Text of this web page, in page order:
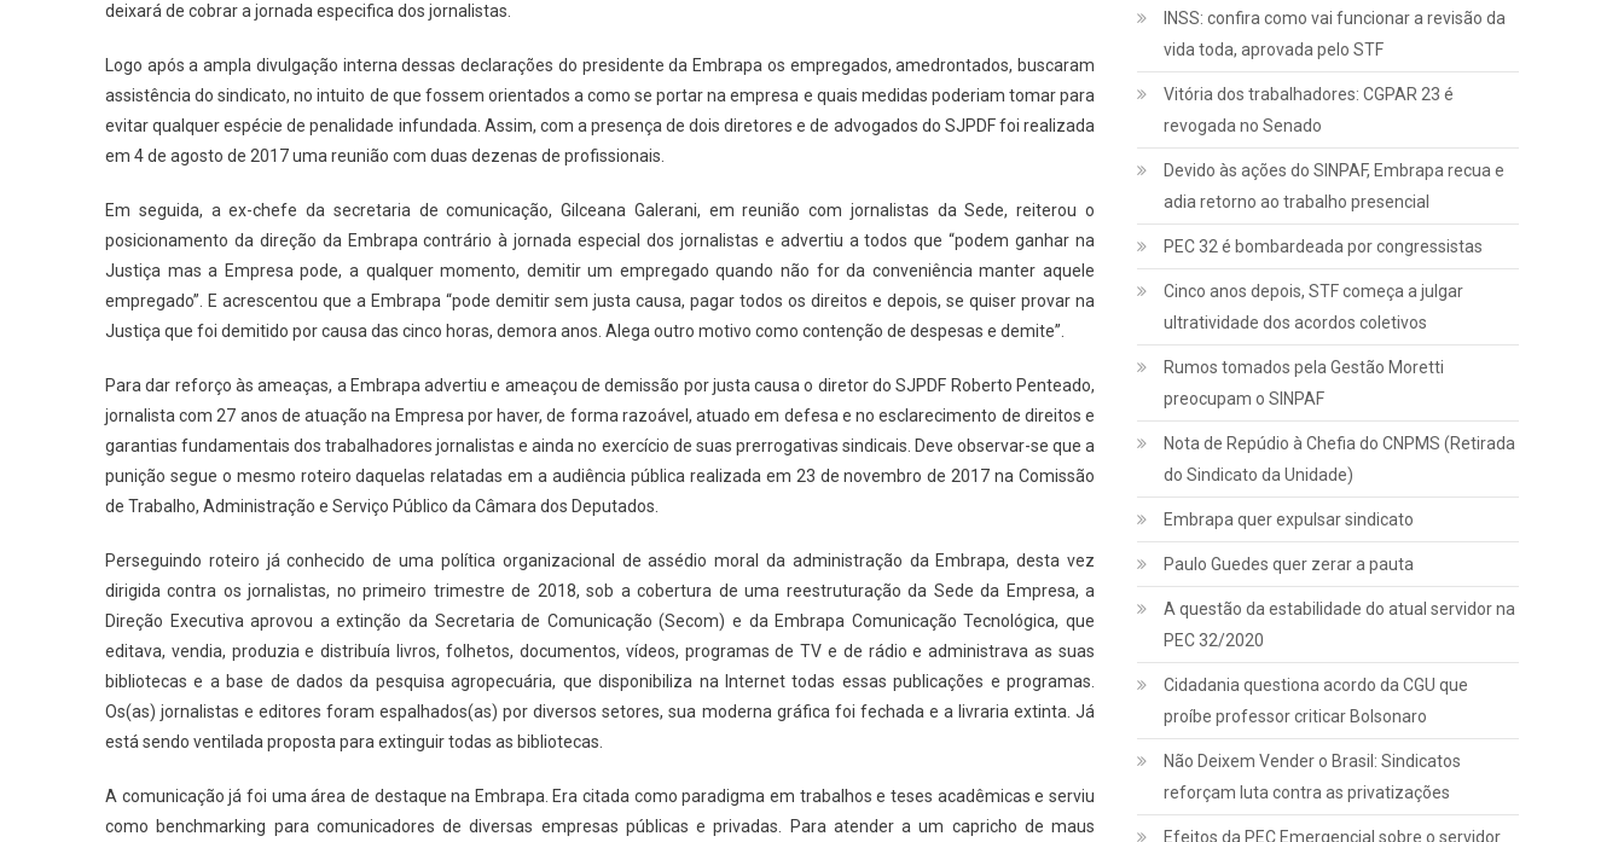
deixará de cobrar a jornada especifica dos jornalistas.
Logo após a ampla divulgação interna dessas declarações do presidente da Embrapa os empregados, amedrontados, buscaram
assistência do sindicato, no intuito de que fossem orientados a como se portar na empresa e quais medidas poderiam tomar para
evitar qualquer espécie de penalidade infundada. Assim, com a presença de dois diretores e de advogados do SJPDF foi realizada
em 4 de agosto de 2017 uma reunião com duas dezenas de profissionais.
Em seguida, a ex-chefe da secretaria de comunicação, Gilceana Galerani, em reunião com jornalistas da Sede, reiterou o
posicionamento da direção da Embrapa contrário à jornada especial dos jornalistas e advertiu a todos que “podem ganhar na
Justiça mas a Empresa pode, a qualquer momento, demitir um empregado quando não for da conveniência manter aquele
empregado”. E acrescentou que a Embrapa “pode demitir sem justa causa, pagar todos os direitos e depois, se quiser provar na
Justiça que foi demitido por causa das cinco horas, demora anos. Alega outro motivo como contenção de despesas e demite”.
Para dar reforço às ameaças, a Embrapa advertiu e ameaçou de demissão por justa causa o diretor do SJPDF Roberto Penteado,
jornalista com 27 anos de atuação na Empresa por haver, de forma razoável, atuado em defesa e no esclarecimento de direitos e
garantias fundamentais dos trabalhadores jornalistas e ainda no exercício de suas prerrogativas sindicais. Deve observar-se que a
punição segue o mesmo roteiro daquelas relatadas em a audiência pública realizada em 23 de novembro de 2017 na Comissão
de Trabalho, Administração e Serviço Público da Câmara dos Deputados.
Perseguindo roteiro já conhecido de uma política organizacional de assédio moral da administração da Embrapa, desta vez
dirigida contra os jornalistas, no primeiro trimestre de 2018, sob a cobertura de uma reestruturação da Sede da Empresa, a
Direção Executiva aprovou a extinção da Secretaria de Comunicação (Secom) e da Embrapa Comunicação Tecnológica, que
editava, vendia, produzia e distribuía livros, folhetos, documentos, vídeos, programas de TV e de rádio e administrava as suas
bibliotecas e a base de dados da pesquisa agropecuária, que disponibiliza na Internet todas essas publicações e programas.
Os(as) jornalistas e editores foram espalhados(as) por diversos setores, sua moderna gráfica foi fechada e a livraria extinta. Já
está sendo ventilada proposta para extinguir todas as bibliotecas.
A comunicação já foi uma área de destaque na Embrapa. Era citada como paradigma em trabalhos e teses acadêmicas e serviu
como benchmarking para comunicadores de diversas empresas públicas e privadas. Para atender a um capricho de maus
INSS: confira como vai funcionar a revisão da
vida toda, aprovada pelo STF
Vitória dos trabalhadores: CGPAR 23 é
revogada no Senado
Devido às ações do SINPAF, Embrapa recua e
adia retorno ao trabalho presencial
PEC 32 é bombardeada por congressistas
Cinco anos depois, STF começa a julgar
ultratividade dos acordos coletivos
Rumos tomados pela Gestão Moretti
preocupam o SINPAF
Nota de Repúdio à Chefia do CNPMS (Retirada
do Sindicato da Unidade)
Embrapa quer expulsar sindicato
Paulo Guedes quer zerar a pauta
A questão da estabilidade do atual servidor na
PEC 32/2020
Cidadania questiona acordo da CGU que
proíbe professor criticar Bolsonaro
Não Deixem Vender o Brasil: Sindicatos
reforçam luta contra as privatizações
Efeitos da PEC Emergencial sobre o servidor
Jurídico